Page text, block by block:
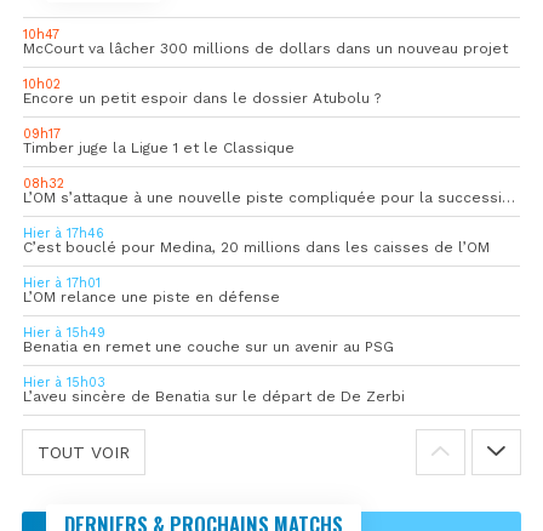
10h47
McCourt va lâcher 300 millions de dollars dans un nouveau projet
10h02
Encore un petit espoir dans le dossier Atubolu ?
09h17
Timber juge la Ligue 1 et le Classique
08h32
L’OM s’attaque à une nouvelle piste compliquée pour la succession de Rulli
Hier à 17h46
C’est bouclé pour Medina, 20 millions dans les caisses de l’OM
Hier à 17h01
L’OM relance une piste en défense
Hier à 15h49
Benatia en remet une couche sur un avenir au PSG
Hier à 15h03
L’aveu sincère de Benatia sur le départ de De Zerbi
TOUT VOIR
DERNIERS & PROCHAINS MATCHS